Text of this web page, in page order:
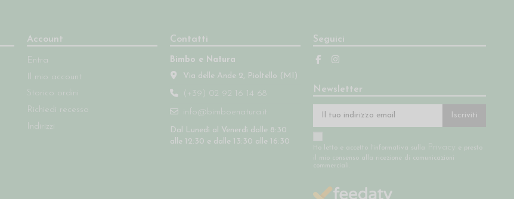
Account
Entra
Il mio account
Storico ordini
Richiedi recesso
Indirizzi
Contatti
Bimbo e Natura
Via delle Ande 2, Pioltello (MI)
(+39) 02 92 16 14 68
info@bimboenatura.it
Dal Lunedì al Venerdì dalle 8:30
alle 12:30 e dalle 13:30 alle 16:30
Seguici
Newsletter
Iscriviti
Ho letto e accetto l'informativa sulla Privacy
e presto
il mio consenso alla ricezione di comunicazioni
commerciali.